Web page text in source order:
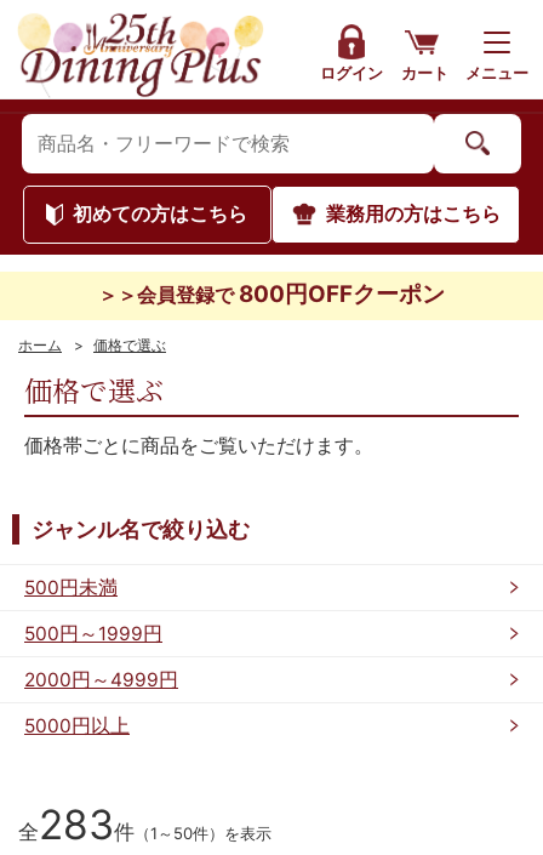
ログイン カート メニュー
初めての方はこちら 業務用の方はこちら
＞＞会員登録で 800円OFFクーポン
ホーム > 価格で選ぶ
価格で選ぶ
価格帯ごとに商品をご覧いただけます。
ジャンル名で絞り込む
500円未満
500円～1999円
2000円～4999円
5000円以上
全283件 （1～50件）を表示